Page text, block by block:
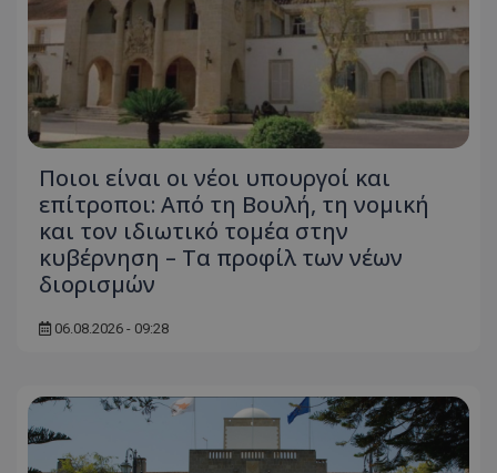
Ποιοι είναι οι νέοι υπουργοί και
επίτροποι: Από τη Βουλή, τη νομική
και τον ιδιωτικό τομέα στην
κυβέρνηση – Τα προφίλ των νέων
διορισμών
06.08.2026 - 09:28